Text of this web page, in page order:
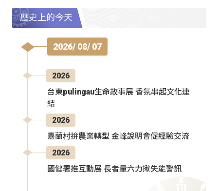
歷史上的今天
2026/ 08/ 07
2026
台東pulingau生命故事展 香氛串起文化連
結
2026
嘉蘭村拚農業轉型 金峰說明會促經驗交流
2026
國健署推互動展 長者量六力揪失能警訊